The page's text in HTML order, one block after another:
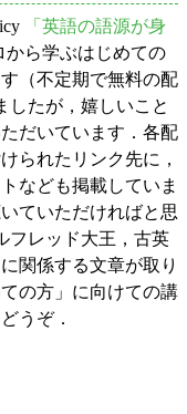
「英語の語源が身
から学ぶはじめての
（不定期で無料の配
したが，嬉しいこと
だいています．各配
られたリンク先に，
なども掲載していま
ていただければと思
フレッド大王，古英
関係する文章が取り
の方」に向けての講
うぞ．